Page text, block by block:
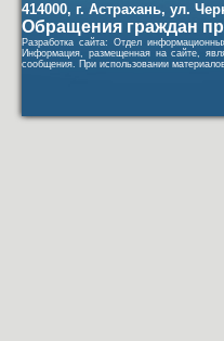
414000, г. Астрахань, ул.
Обращения граждан
Разработка сайта: Отдел
Информация, размещенная на сайте,
сообщения. При использовании